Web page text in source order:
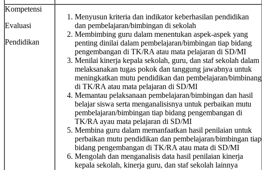
Kompetensi
Evaluasi
Pendidikan
Menyusun kriteria dan indikator keberhasilan pendidikan
dan pembelajaran/bimbingan di sekolah
Membimbing guru dalam menentukan aspek-aspek yang
penting dinilai dalam pembelajaran/bimbingan tiap bidang
pengembangan di TK/RA atau mata pelajaran di SD/MI
Menilai kinerja kepala sekolah, guru, dan staf sekolah dalam
melaksanakan tugas pokok dan tanggung jawabnya untuk
meningkatkan mutu pendidikan dan pembelajaran/bimbinang
di TK/RA atau mata pelajaran di SD/MI
Memantau pelaksanaan pembelajaran/bimbingan dan hasil
belajar siswa serta menganalisisnya untuk perbaikan mutu
pembelajaran/bimbingan tiap bidang pengembangan di
TK/RA ayau mata pelajaran di SD/MI
Membina guru dalam memanfaatkan hasil penilaian untuk
perbaikan mutu pendidikan dan pembelajaran/bimbingan tiap
bidang pengembangan di TK/RA atau mata di SD/MI
Mengolah dan menganalisis data hasil penilaian kinerja
kepala sekolah, kinerja guru, dan staf sekolah lainnya